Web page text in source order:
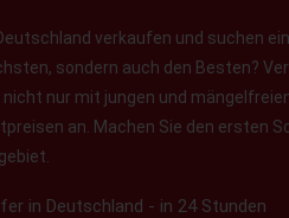
verkaufen und suchen
sondern auch den Besten?
nur mit jungen und
an. Machen Sie den
in Deutschland - in 24 Stunden